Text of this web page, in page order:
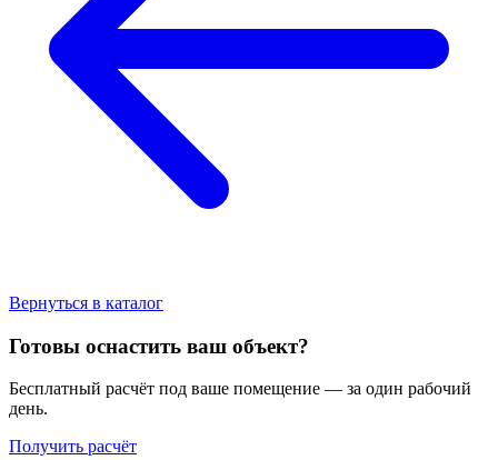
Вернуться в каталог
Готовы оснастить ваш объект?
Бесплатный расчёт под ваше помещение — за один рабочий
день.
Получить расчёт